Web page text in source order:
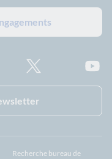
Recherche bureau de